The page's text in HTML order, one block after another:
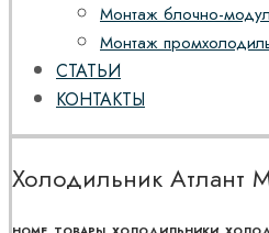
Монтаж блочно-
Монтаж
СТАТЬИ
КОНТАКТЫ
Холодильник Атлант